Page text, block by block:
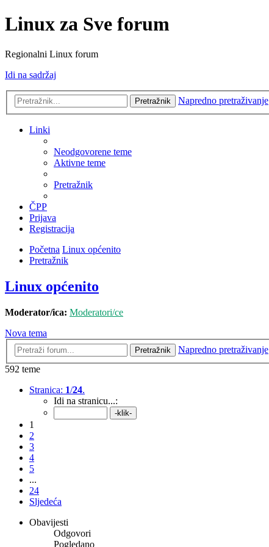
Linux za Sve forum
Regionalni Linux forum
Idi na sadržaj
Pretražnik Napredno pretraživanje
Linki
Neodgovorene teme
Aktivne teme
Pretražnik
ČPP
Prijava
Registracija
Početna Linux općenito
Pretražnik
Linux općenito
Moderator/ica: Moderatori/ce
Nova tema
Pretražnik
Napredno pretraživanje
592 teme
Stranica: 1/24.
Idi na stranicu...:
1
2
3
4
5
...
24
Sljedeća
Obavijesti
Odgovori
Pogledano